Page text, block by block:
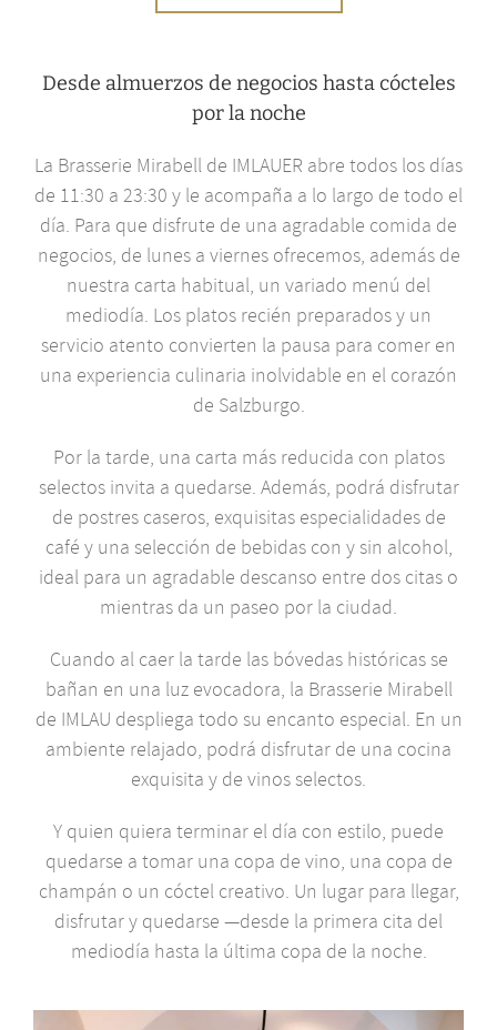
Desde almuerzos de negocios hasta cócteles
por la noche
La Brasserie Mirabell de IMLAUER abre todos los días
de 11:30 a 23:30 y le acompaña a lo largo de todo el
día. Para que disfrute de una agradable comida de
negocios, de lunes a viernes ofrecemos, además de
nuestra carta habitual, un variado menú del
mediodía. Los platos recién preparados y un
servicio atento convierten la pausa para comer en
una experiencia culinaria inolvidable en el corazón
de Salzburgo.
Por la tarde, una carta más reducida con platos
selectos invita a quedarse. Además, podrá disfrutar
de postres caseros, exquisitas especialidades de
café y una selección de bebidas con y sin alcohol,
ideal para un agradable descanso entre dos citas o
mientras da un paseo por la ciudad.
Cuando al caer la tarde las bóvedas históricas se
bañan en una luz evocadora, la Brasserie Mirabell
de IMLAU despliega todo su encanto especial. En un
ambiente relajado, podrá disfrutar de una cocina
exquisita y de vinos selectos.
Y quien quiera terminar el día con estilo, puede
quedarse a tomar una copa de vino, una copa de
champán o un cóctel creativo. Un lugar para llegar,
disfrutar y quedarse —desde la primera cita del
mediodía hasta la última copa de la noche.